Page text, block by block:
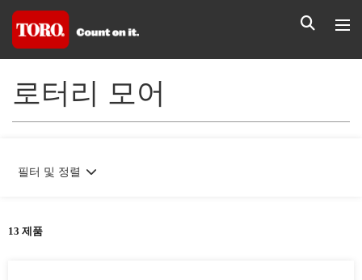
로터리 모어
13 제품
필터 및 정렬